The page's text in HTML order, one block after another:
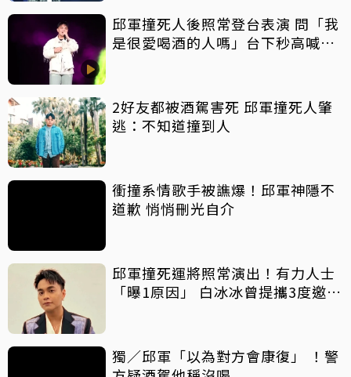
邱軍撞死人後照常登台表演 問「我
是很愛喝酒的人嗎」台下秒高喊：
2好友都被酒駕害死 邱軍撞死人肇
逃：不知道撞到人
衝撞系情歌手被譙爆！邱軍神隱不
道歉 悄悄刪光自介
邱軍撞死運將照常演出！有力人士
「曝1原因」 白冰冰曾提攜3度邀上
獨／邱軍「以為對方會康復」 ！警